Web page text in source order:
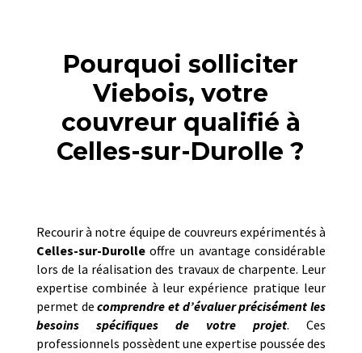
Pourquoi solliciter
Viebois, votre
couvreur qualifié à
Celles-sur-Durolle ?
Recourir à notre équipe de couvreurs expérimentés à
Celles-sur-Durolleoffre un avantage considérable
lors de la réalisation des travaux de charpente. Leur
expertise combinée à leur expérience pratique leur
permet decomprendre et d’évaluer précisément les
besoins spécifiques de votre projet. Ces
professionnels possèdent une expertise poussée des